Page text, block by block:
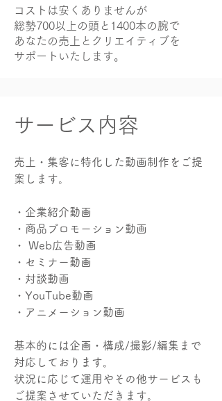
コストは安くありませんが
総勢700以上の頭と1400本の腕で
あなたの売上とクリエイティブを
サポートいたします。
​サービス内容
売上・集客に特化した動画制作をご提
案します。
・企業紹介動画
・商品プロモーション動画
・ Web広告動画
・セミナー動画
・対談動画
・YouTube動画
・アニメーション動画
基本的には企画・構成/撮影/編集まで
対応しております。
状況に応じて運用やその他サービスも
ご提案させていただきます。